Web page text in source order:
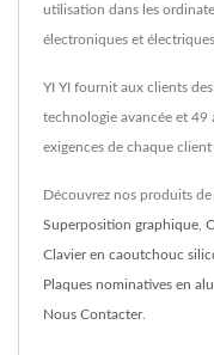
utilisation dans les
électroniques et électriques.
YI YI fournit aux clients
technologie avancée et 49
exigences de chaque client
Découvrez nos produits
Superposition graphique
Clavier en caoutchouc
Plaques nominatives en
Nous Contacter.